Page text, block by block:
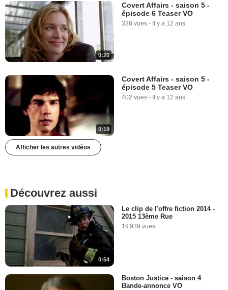
0:20
Covert Affairs - saison 5 -
épisode 6 Teaser VO
338 vues - Il y a 12 ans
0:19
Covert Affairs - saison 5 -
épisode 5 Teaser VO
402 vues - Il y a 12 ans
Afficher les autres vidéos
Découvrez aussi
0:54
Le clip de l'offre fiction 2014 -
2015 13ème Rue
19 939 vues
Boston Justice - saison 4
Bande-annonce VO